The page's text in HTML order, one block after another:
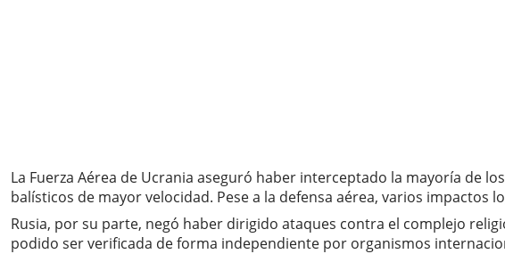
La Fuerza Aérea de Ucrania aseguró haber interceptado la mayoría de
balísticos de mayor velocidad. Pese a la defensa aérea, varios
Rusia, por su parte, negó haber dirigido ataques contra el complejo
podido ser verificada de forma independiente por organismos